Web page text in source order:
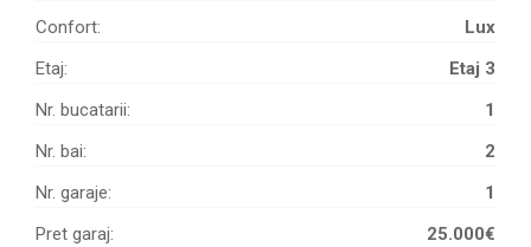
Confort:
Lux
Etaj:
Etaj 3
Nr. bucatarii:
1
Nr. bai:
2
Nr. garaje:
1
Pret garaj:
25.000€